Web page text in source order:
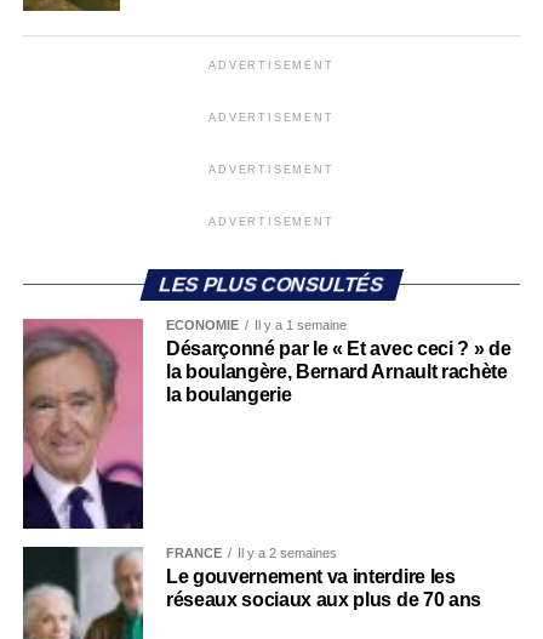
ADVERTISEMENT
ADVERTISEMENT
ADVERTISEMENT
ADVERTISEMENT
LES PLUS CONSULTÉS
ECONOMIE Il y a 1 semaine
Désarçonné par le « Et avec ceci ? » de
la boulangère, Bernard Arnault rachète
la boulangerie
FRANCE Il y a 2 semaines
Le gouvernement va interdire les
réseaux sociaux aux plus de 70 ans